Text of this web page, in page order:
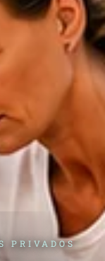
PRIVADOS